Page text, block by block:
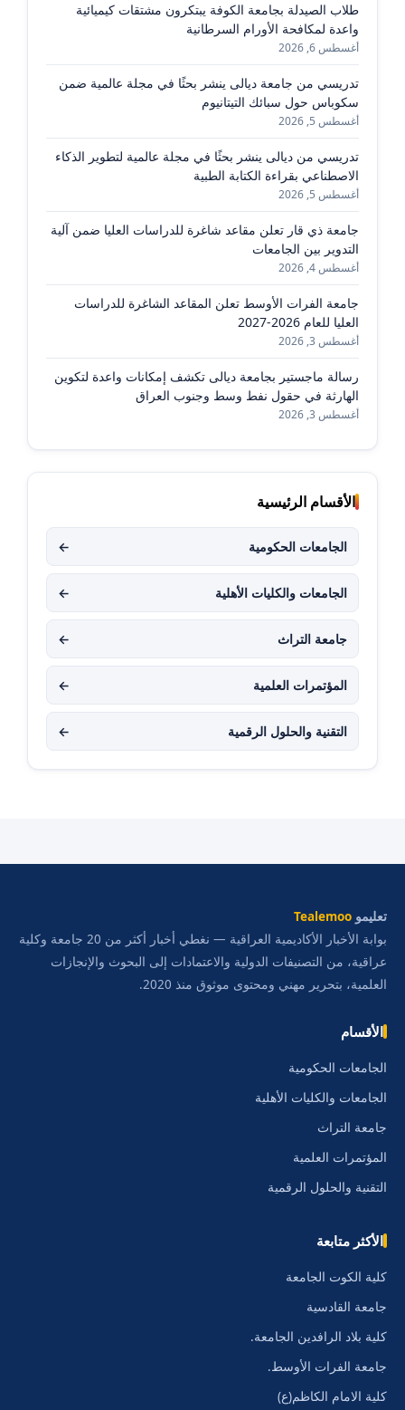
طلاب الصيدلة بجامعة الكوفة يبتكرون مشتقات كيميائية
واعدة لمكافحة الأورام السرطانية
أغسطس 6, 2026
تدريسي من جامعة ديالى ينشر بحثًا في مجلة عالمية ضمن
سكوباس حول سبائك التيتانيوم
أغسطس 5, 2026
تدريسي من ديالى ينشر بحثًا في مجلة عالمية لتطوير الذكاء
الاصطناعي بقراءة الكتابة الطبية
أغسطس 5, 2026
جامعة ذي قار تعلن مقاعد شاغرة للدراسات العليا ضمن آلية
التدوير بين الجامعات
أغسطس 4, 2026
جامعة الفرات الأوسط تعلن المقاعد الشاغرة للدراسات
العليا للعام 2026-2027
أغسطس 3, 2026
رسالة ماجستير بجامعة ديالى تكشف إمكانات واعدة لتكوين
الهارثة في حقول نفط وسط وجنوب العراق
أغسطس 3, 2026
الأقسام الرئيسية
الجامعات الحكومية ←
الجامعات والكليات الأهلية ←
جامعة التراث ←
المؤتمرات العلمية ←
التقنية والحلول الرقمية ←
تعليمو Tealemoo
بوابة الأخبار الأكاديمية العراقية — نغطي أخبار أكثر من 20 جامعة وكلية
عراقية، من التصنيفات الدولية والاعتمادات إلى البحوث والإنجازات
العلمية، بتحرير مهني ومحتوى موثوق منذ 2020.
الأقسام
الجامعات الحكومية
الجامعات والكليات الأهلية
جامعة التراث
المؤتمرات العلمية
التقنية والحلول الرقمية
الأكثر متابعة
كلية الكوت الجامعة
جامعة القادسية
كلية بلاد الرافدين الجامعة.
جامعة الفرات الأوسط.
كلية الامام الكاظم(ع)